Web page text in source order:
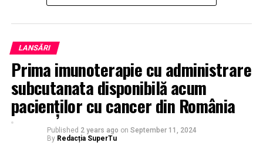
LANSĂRI
Prima imunoterapie cu administrare
subcutanata disponibilă acum
pacienților cu cancer din România
Published 2 years ago on September 11, 2024
By Redacția SuperTu